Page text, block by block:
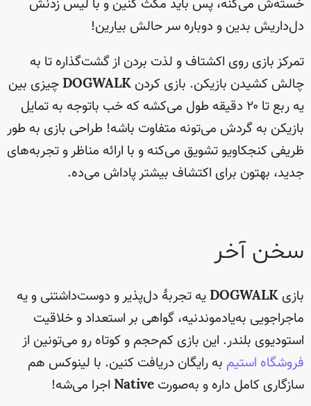
دل‌داریش بدین و دوباره سر حالش بیارین!
تمرکز بازی روی اکشتاف و لذت بردن از گشت‌گذاره تا به
چالش کشیدن بازیکن. بازی کردن DOGWALK چیزی بین
یه ربع تا ۲۰ دقیقه طول می‌کشه که خب باتوجه به تمایل
بازیکن به گردش می‌تونه متفاوت باشه! طراحی بازی به طور
ظریفی کنجکاویو تشویق می‌کنه و با ارائه مناظر و تجربه‌های
جدید، بهتون برای اکتشاف بیشتر پاداش می‌ده.
سخن آخر
بازی DOGWALK یه تجربهٔ دل‌پذیر و دوست‌داشتنی و یه
ماجراجویی به‌یادموندنیه، گواهی بر استعداد و خلاقیت
استودیوی بلندر. این بازی کم‌حجم و کوتاه رو می‌تونین از
فروشگاه استیم به رایگان دریافت کنین. با لینوکس هم
سازگاری کامل داره و به‌صورت Native اجرا می‌شه!